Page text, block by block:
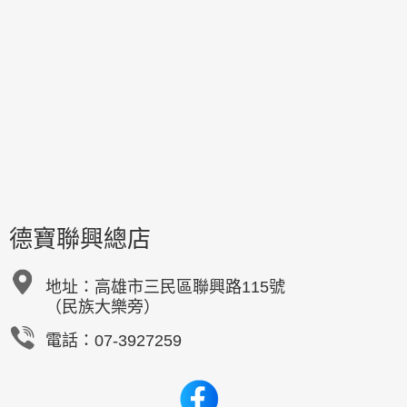
德寶聯興總店
地址： 高雄市三民區聯興路115號
（民族大樂旁）
電話：07-3927259